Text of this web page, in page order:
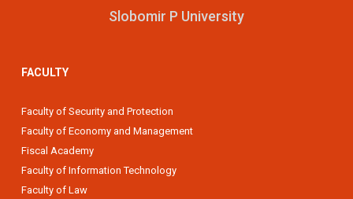
Slobomir P University
FACULTY
Faculty of Security and Protection
Faculty of Economy and Management
Fiscal Academy
Faculty of Information Technology
Faculty of Law